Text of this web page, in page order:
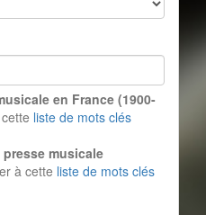
en France (1900-
liste de mots clés
musicale
à cette liste de mots clés